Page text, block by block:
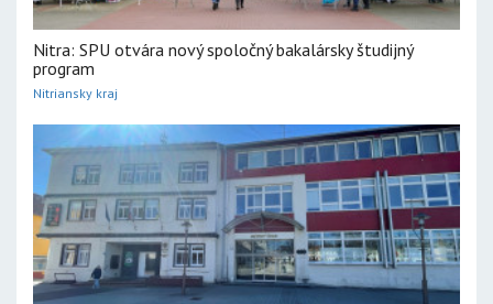
Nitra: SPU otvára nový spoločný bakalársky študijný
program
Nitriansky kraj